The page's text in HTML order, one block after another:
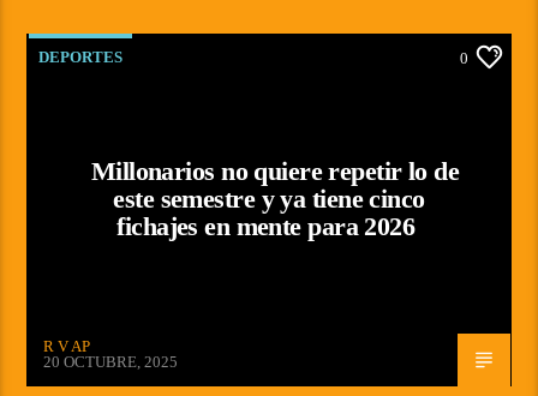
DEPORTES 0
Millonarios no quiere repetir lo de
este semestre y ya tiene cinco
fichajes en mente para 2026
R V AP
20 OCTUBRE, 2025